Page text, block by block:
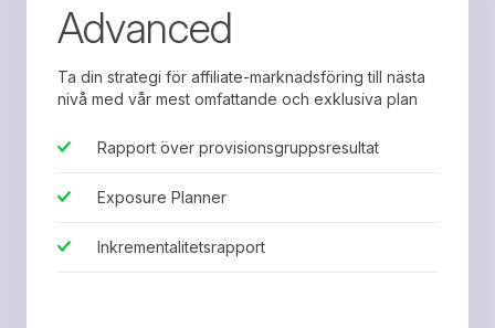
Advanced
Ta din strategi för affiliate-marknadsföring till nästa
nivå med vår mest omfattande och exklusiva plan
Rapport över provisionsgruppsresultat
Exposure Planner
Inkrementalitetsrapport